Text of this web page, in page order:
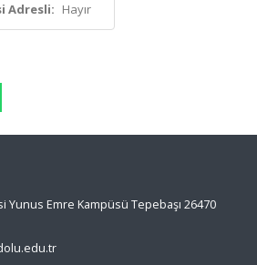
Adresli: Hayır
Emre Kampüsü Tepebaşı 26470